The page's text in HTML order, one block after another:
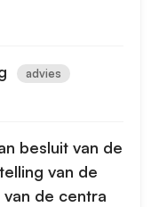
advies
besluit van de
van de
de centra